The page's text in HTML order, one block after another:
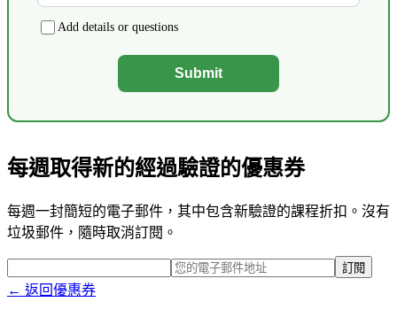
Add details or questions
Submit
每週取得新的經過驗證的優惠券
每週一封簡短的電子郵件，其中包含新驗證的課程折扣。沒有
垃圾郵件，隨時取消訂閱。
訂閱
← 返回優惠券